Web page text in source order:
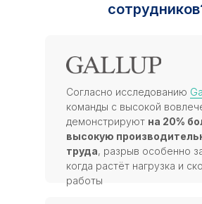
Согласно исследованию
команды с высокой
демонстрируют на 20%
высокую
труда, разрыв особенно
когда растёт нагрузка и
работы